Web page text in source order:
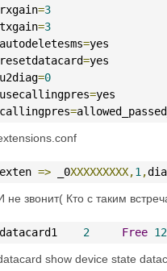
rxgain=3
txgain=3
autodeletesms=
resetdatacard=
u2diag=0
usecallingpres=
callingpres=
exten => _0ХХХХХХХХХ,1 ,
не звонит( Кто с таким
datacard1 2 Free 12
show device state